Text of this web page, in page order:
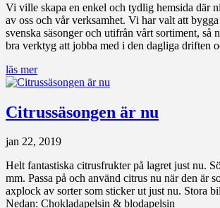
Vi ville skapa en enkel och tydlig hemsida där
av oss och vår verksamhet. Vi har valt att
svenska säsonger och utifrån vårt sortiment, så
bra verktyg att jobba med i den dagliga driften
läs mer
Citrus­säsongen är nu
jan 22, 2019
Helt fantastiska citrusfrukter på lagret just nu.
mm. Passa på och använd citrus nu när den är
axplock av sorter som sticker ut just nu. Stora
Nedan: Chokladapelsin & blodapelsin